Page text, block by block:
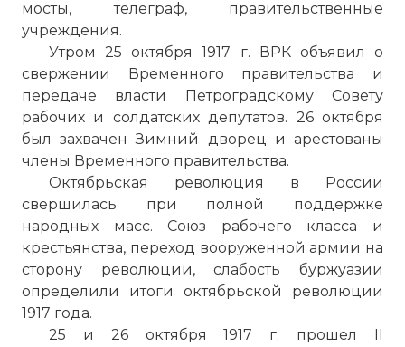
мосты, телеграф, правительственные
учреждения.
Утром 25 октября 1917 г. ВРК объявил о
свержении Временного правительства и
передаче власти Петроградскому Совету
рабочих и солдатских депутатов. 26 октября
был захваченЗимний дворец и арестованы
члены Временного правительства.
Октябрьская революция в России
свершилась при полной поддержке
народных масс. Союз рабочего класса и
крестьянства, переход вооруженной армии на
сторону революции, слабость буржуазии
определили итоги октябрьской революции
1917 года.
25 и 26 октября 1917 г. прошел II